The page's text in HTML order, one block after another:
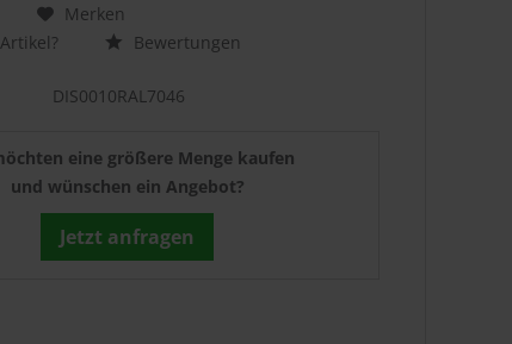
Merken
Bewertungen
DIS0010RAL7046
eine größere Menge kaufen
und wünschen ein Angebot?
Jetzt anfragen